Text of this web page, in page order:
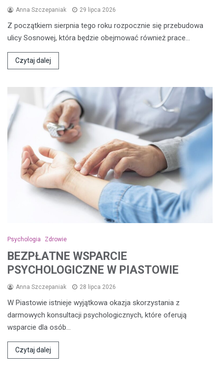
Anna Szczepaniak 29 lipca 2026
Z początkiem sierpnia tego roku rozpocznie się przebudowa
ulicy Sosnowej, która będzie obejmować również prace…
Czytaj dalej
Psychologia Zdrowie
BEZPŁATNE WSPARCIE
PSYCHOLOGICZNE W PIASTOWIE
Anna Szczepaniak 28 lipca 2026
W Piastowie istnieje wyjątkowa okazja skorzystania z
darmowych konsultacji psychologicznych, które oferują
wsparcie dla osób…
Czytaj dalej